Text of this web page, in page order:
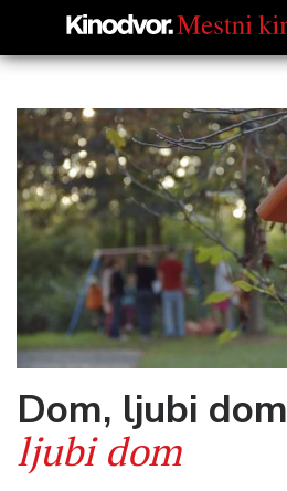
Dom, ljubi dom
ljubi dom